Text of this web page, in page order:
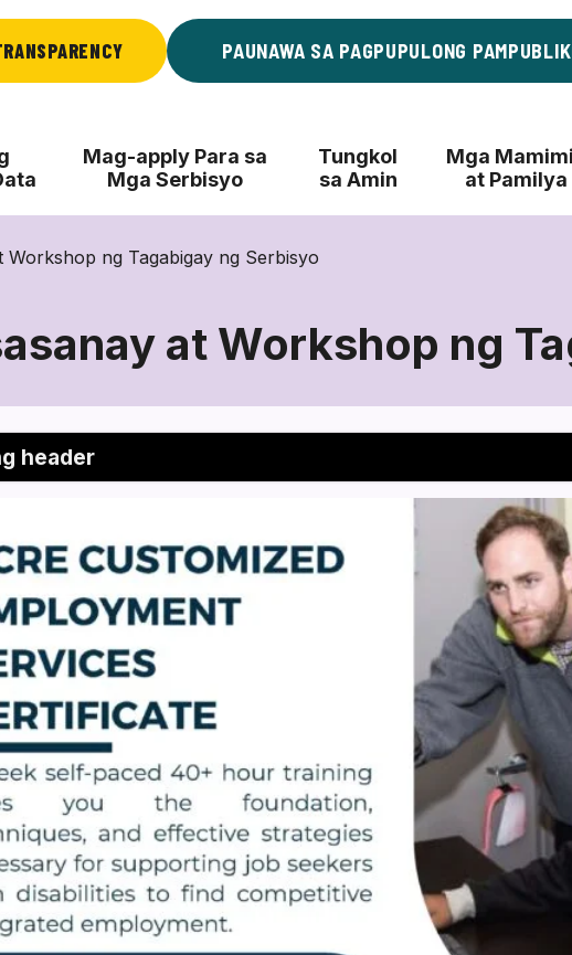
PAUNAWA SA PAGPUPULONG
Mag-apply Para sa
Mga Serbisyo
Tungkol
sa Amin
Mga
at Pamilya
Workshop ng Tagabigay ng Serbisyo
at Workshop ng
Mga
Pagsasanay
Workshop
ng
Tagabigay
Serbisyo
header